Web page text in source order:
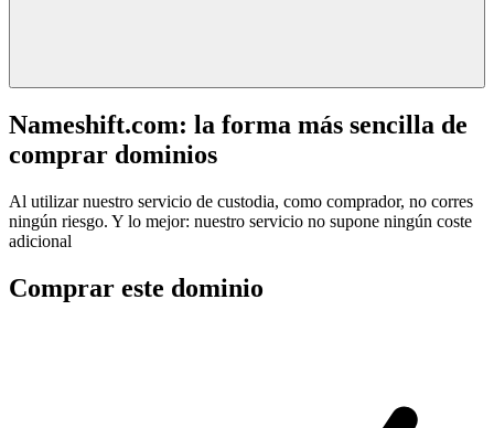
Nameshift.com: la forma más sencilla de
comprar dominios
Al utilizar nuestro servicio de custodia, como comprador, no corres
ningún riesgo. Y lo mejor: nuestro servicio no supone ningún coste
adicional
Comprar este dominio